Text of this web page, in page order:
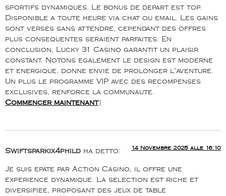
sportifs dynamiques. Le bonus de depart est top.
Disponible a toute heure via chat ou email. Les gains
sont verses sans attendre, cependant des offres
plus consequentes seraient parfaites. En
conclusion, Lucky 31 Casino garantit un plaisir
constant. Notons egalement le design est moderne
et energique, donne envie de prolonger l’aventure.
Un plus le programme VIP avec des recompenses
exclusives, renforce la communaute.
Commencer maintenant|
Swiftsparkix4phild ha detto: 14 Novembre 2025 alle 16:10
Je suis epate par Action Casino, il offre une
experience dynamique. La selection est riche et
diversifiee, proposant des jeux de table